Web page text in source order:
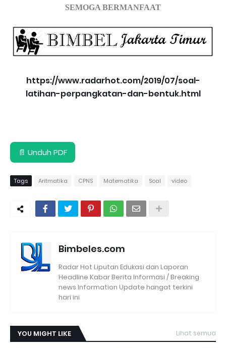
SEMOGA BERMANFAAT
https://www.radarhot.com/2019/07/soal-
latihan-perpangkatan-dan-bentuk.html
📄 Unduh PDF
Tags Aritmatika CPNS Matematika Soal video
Bimbeles.com
Radar Hot Liputan Edukasi dan Laporan
Headline Kabar Berita Informasi / Breaking
news Information Update hangat terkini
hari ini
YOU MIGHT LIKE Lihat semua